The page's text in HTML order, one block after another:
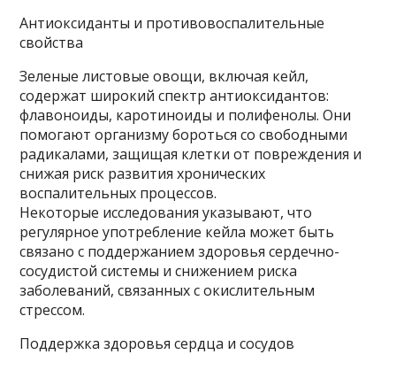
Антиоксиданты и противовоспалительные
свойства
Зеленые листовые овощи, включая кейл,
содержат широкий спектр антиоксидантов:
флавоноиды, каротиноиды и полифенолы. Они
помогают организму бороться со свободными
радикалами, защищая клетки от повреждения и
снижая риск развития хронических
воспалительных процессов.
Некоторые исследования указывают, что
регулярное употребление кейла может быть
связано с поддержанием здоровья сердечно-
сосудистой системы и снижением риска
заболеваний, связанных с окислительным
стрессом.
Поддержка здоровья сердца и сосудов